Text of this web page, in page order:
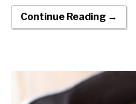
Continue Reading →